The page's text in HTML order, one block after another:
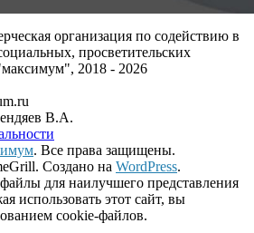
организация по содействию в
просветительских
2018 - 2026
В.А.
. Все права защищены.
Создано на WordPress.
для наилучшего представления
использовать этот сайт, вы
cookie-файлов.